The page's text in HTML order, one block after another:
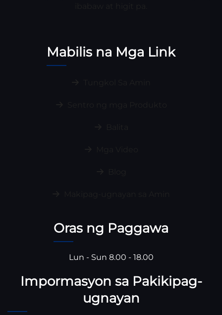
Mabilis na Mga Link
Oras ng Paggawa
Lun - Sun 8.00 - 18.00
Impormasyon sa Pakikipag-
ugnayan